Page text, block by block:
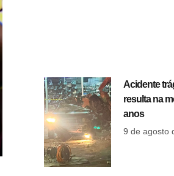
Acidente
resulta na
anos
9 de agosto